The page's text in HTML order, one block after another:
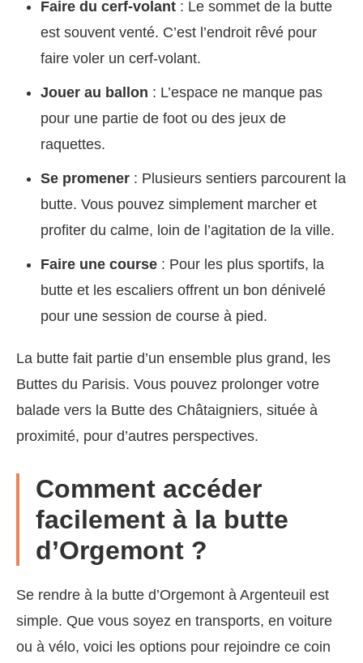
Faire du cerf-volant : Le sommet de la butte
est souvent venté. C’est l’endroit rêvé pour
faire voler un cerf-volant.
Jouer au ballon : L’espace ne manque pas
pour une partie de foot ou des jeux de
raquettes.
Se promener : Plusieurs sentiers parcourent la
butte. Vous pouvez simplement marcher et
profiter du calme, loin de l’agitation de la ville.
Faire une course : Pour les plus sportifs, la
butte et les escaliers offrent un bon dénivelé
pour une session de course à pied.
La butte fait partie d’un ensemble plus grand, les
Buttes du Parisis. Vous pouvez prolonger votre
balade vers la Butte des Châtaigniers, située à
proximité, pour d’autres perspectives.
Comment accéder
facilement à la butte
d’Orgemont ?
Se rendre à la butte d’Orgemont à Argenteuil est
simple. Que vous soyez en transports, en voiture
ou à vélo, voici les options pour rejoindre ce coin